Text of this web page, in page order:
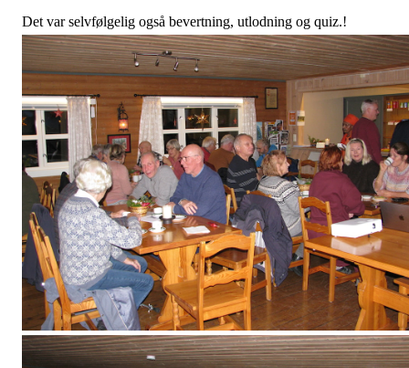
Det var selvfølgelig også bevertning, utlodning og quiz.!